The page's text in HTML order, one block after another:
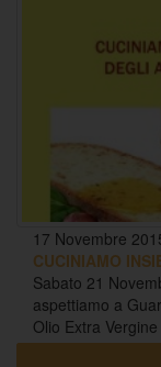
17 Novembre
CUCINIAMO
Sabato 21
aspettiamo a
Olio Extra